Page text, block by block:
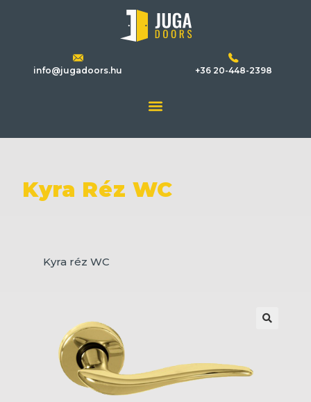
info@jugadoors.hu +36 20-448-2398
Kyra Réz WC
Kyra réz WC